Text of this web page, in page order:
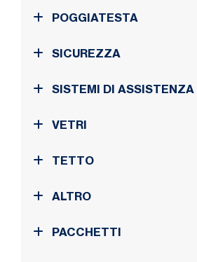
POGGIATESTA
SICUREZZA
SISTEMI DI ASSISTENZA
VETRI
TETTO
ALTRO
PACCHETTI